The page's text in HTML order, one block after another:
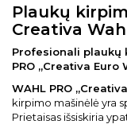
Plaukų
Creativa
Profesionali plaukų
PRO „Creativa Euro
WAHL PRO
kirpimo mašinėlė yra
Prietaisas išsiskiria